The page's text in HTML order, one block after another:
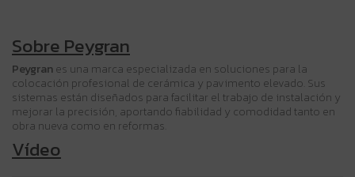
Sobre Peygran
Peygran es una marca especializada en soluciones para la
colocación profesional de cerámica y pavimento elevado. Sus
sistemas están diseñados para facilitar el trabajo de instalación y
mejorar la precisión, aportando fiabilidad y comodidad tanto en
obra nueva como en reformas.
Vídeo